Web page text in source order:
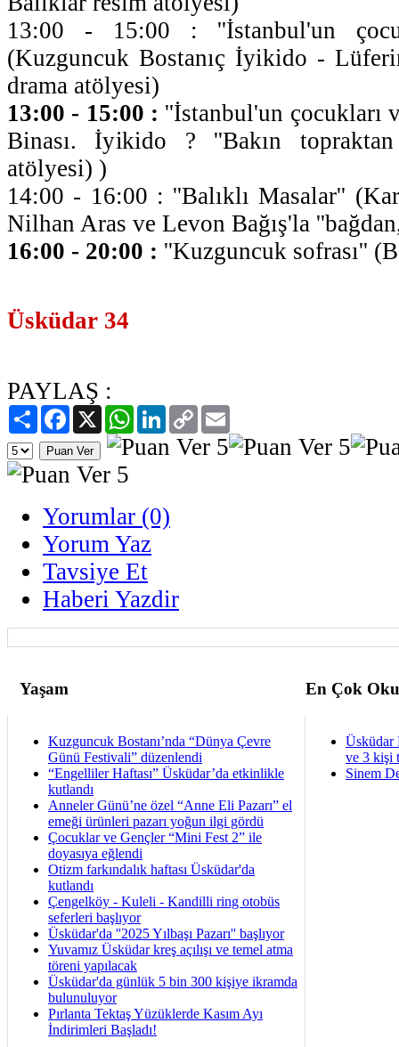
13:00 - 15:00 : ''İstanbul'un
(Kuzguncuk Bostanıç İyikido -
drama atölyesi)
13:00 - 15:00 : ''İstanbul'un çocukları
Binası. İyikido ? ''Bakın
atölyesi) )
14:00 - 16:00 : ''Balıklı Masalar''
Nilhan Aras ve Levon Bağış'la
16:00 - 20:00 : ''Kuzguncuk sofrası''
Üsküdar 34
PAYLAŞ :
PaylaşFacebook
X WhatsAppLinkedIn
Copy
Link
Yorumlar (0)
Yorum Yaz
Tavsiye Et
Haberi Yazdir
Yaşam En Çok
Kuzguncuk Bostanı’nda “Dünya Çevre
Günü Festivali” düzenlendi
“Engelliler Haftası” Üsküdar’da etkinlikle
kutlandı
Anneler Günü’ne özel “Anne Eli Pazarı” el
emeği ürünleri pazarı yoğun ilgi gördü
Çocuklar ve Gençler “Mini Fest 2” ile
doyasıya eğlendi
Otizm farkındalık haftası Üsküdar'da
kutlandı
Çengelköy - Kuleli - Kandilli ring otobüs
seferleri başlıyor
Üsküdar'da ''2025 Yılbaşı Pazarı'' başlıyor
Yuvamız Üsküdar kreş açılışı ve temel atma
töreni yapılacak
Üsküdar'da günlük 5 bin 300 kişiye ikramda
bulunuluyor
Pırlanta Tektaş Yüzüklerde Kasım Ayı
İndirimleri Başladı!
Üsküdar
ve 3 kişi
Sinem